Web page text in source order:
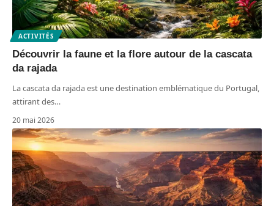
ACTIVITÉS
Découvrir la faune et la flore autour de la cascata
da rajada
La cascata da rajada est une destination emblématique du Portugal,
attirant des…
20 mai 2026